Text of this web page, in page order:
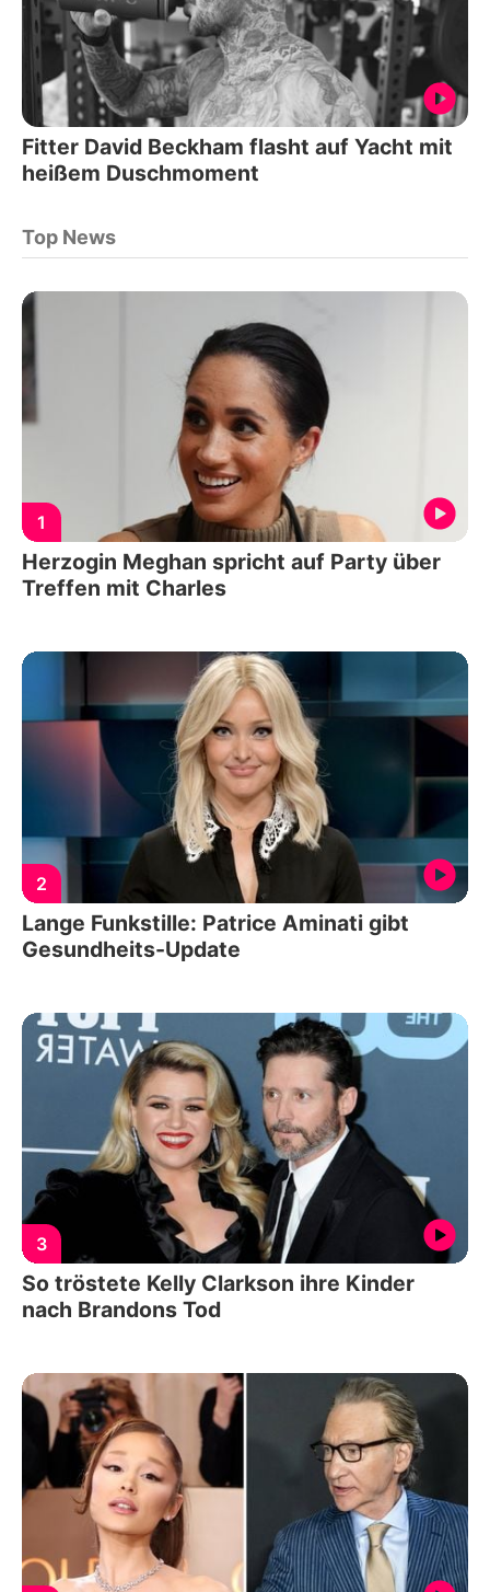
Fitter David Beckham flasht auf Yacht mit
heißem Duschmoment
Top News
1
Herzogin Meghan spricht auf Party über
Treffen mit Charles
2
Lange Funkstille: Patrice Aminati gibt
Gesundheits-Update
3
So tröstete Kelly Clarkson ihre Kinder
nach Brandons Tod